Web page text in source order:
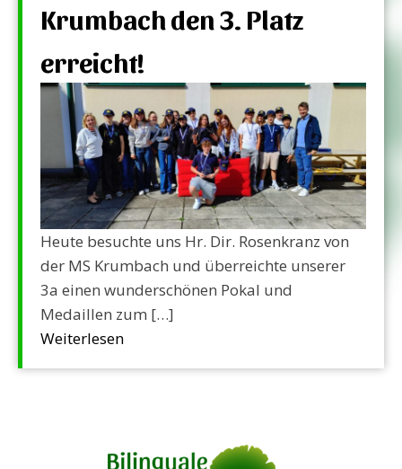
Krumbach den 3. Platz
erreicht!
Heute besuchte uns Hr. Dir. Rosenkranz von
der MS Krumbach und überreichte unserer
3a einen wunderschönen Pokal und
Medaillen zum […]
Weiterlesen